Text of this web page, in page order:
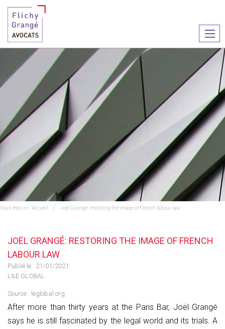
le
Vous êtes ici :Accueil Joël Grangé: restoring the image of French labour law
JOËL GRANGÉ: RESTORING THE IMAGE OF FRENCH
LABOUR LAW
Publié le : 21/01/2021
L&E GLOBAL
Source : leglobal.org
After more than thirty years at the Paris Bar, Joël Grangé
says he is still fascinated by the legal world and its trials. A